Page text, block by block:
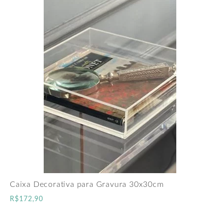
Caixa Decorativa para Gravura 30x30cm
R$172,90